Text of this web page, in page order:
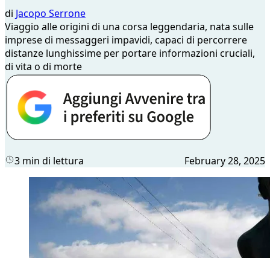
di Jacopo Serrone
Viaggio alle origini di una corsa leggendaria, nata sulle
imprese di messaggeri impavidi, capaci di percorrere
distanze lunghissime per portare informazioni cruciali,
di vita o di morte
3 min di lettura February 28, 2025